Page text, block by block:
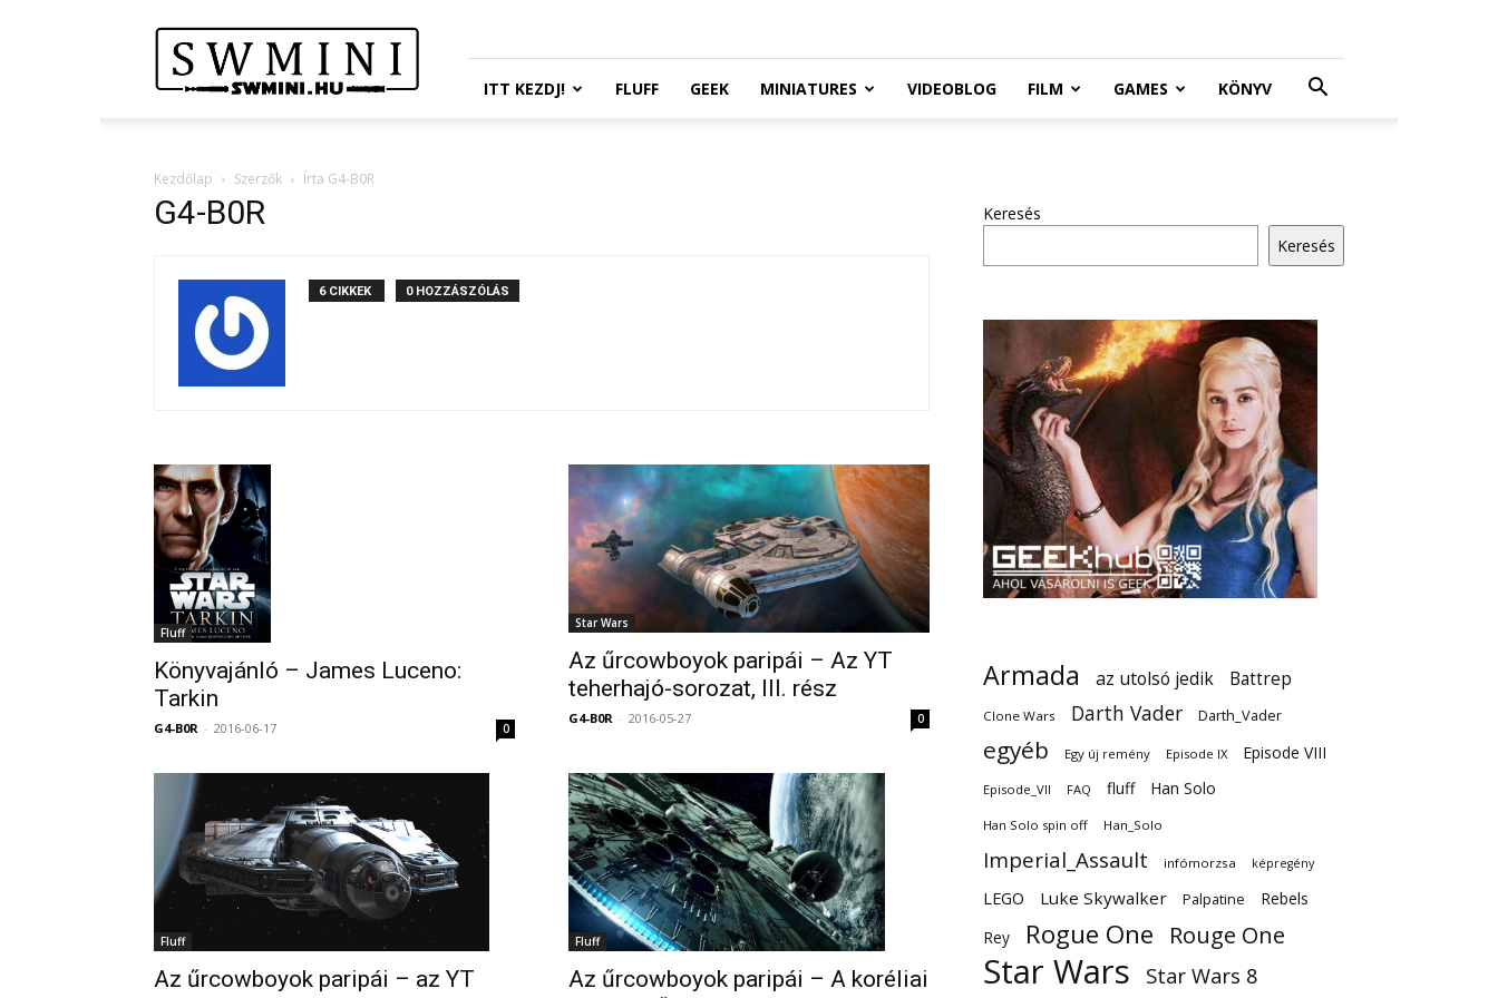
Wars
Miniatures
Portál
ITT KEZDJ! FLUFF GEEK MINIATURES VIDEOBLOG FILM GAMES KÖNYV
Kezdőlap Szerzők Írta G4-B0R
G4-B0R
6 CIKKEK 0 HOZZÁSZÓLÁS
Fluff
Könyvajánló – James Luceno:
Tarkin
G4-B0R - 2016-06-17 0
Star Wars
Az űrcowboyok paripái – Az YT
teherhajó-sorozat, III. rész
G4-B0R - 2016-05-27 0
Fluff
Az űrcowboyok paripái – az YT
Fluff
Az űrcowboyok paripái – A koréliai
Keresés
Keresés
Armada az utolsó jedik Battrep
Clone Wars Darth Vader Darth_Vader
egyéb Egy új remény Episode IX Episode VIII
Episode_VII FAQ fluff Han Solo
Han Solo spin off Han_Solo
Imperial_Assault infómorzsa képregény
LEGO Luke Skywalker Palpatine
Rebels
Rey
Rogue One Rouge One
Star Wars Star Wars 8